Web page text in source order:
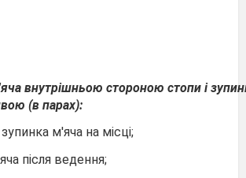
внутрішньою стороною стопи і
(в парах):
м'яча на місці;
після ведення;